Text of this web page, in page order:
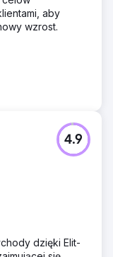
aby
wzrost.
4.9
dzięki Elit-